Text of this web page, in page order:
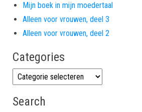
Mijn boek in mijn moedertaal
Alleen voor vrouwen, deel 3
Alleen voor vrouwen, deel 2
Categories
Categories
Search